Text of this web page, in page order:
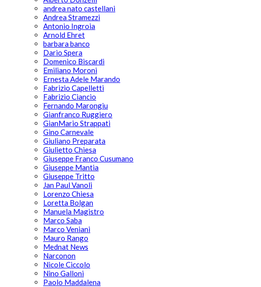
andrea nato castellani
Andrea Stramezzi
Antonio Ingroia
Arnold Ehret
barbara banco
Dario Spera
Domenico Biscardi
Emiliano Moroni
Ernesta Adele Marando
Fabrizio Capelletti
Fabrizio Ciancio
Fernando Marongiu
Gianfranco Ruggiero
GianMario Strappati
Gino Carnevale
Giuliano Preparata
Giulietto Chiesa
Giuseppe Franco Cusumano
Giuseppe Mantia
Giuseppe Tritto
Jan Paul Vanoli
Lorenzo Chiesa
Loretta Bolgan
Manuela Magistro
Marco Saba
Marco Veniani
Mauro Rango
Mednat News
Narconon
Nicole Ciccolo
Nino Galloni
Paolo Maddalena